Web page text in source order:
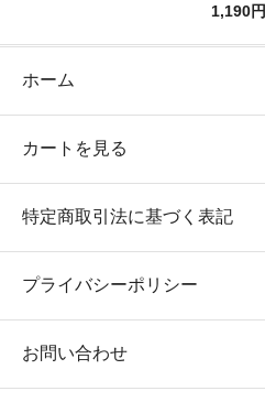
1,190円
ホーム
カートを見る
特定商取引法に基づく表記
プライバシーポリシー
お問い合わせ